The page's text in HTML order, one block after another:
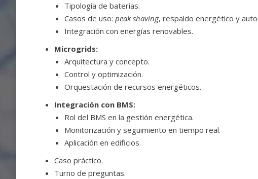
Tipología de baterías.
Casos de uso: peak shaving, respaldo energético y
Integración con energías renovables.
Microgrids:
Arquitectura y concepto.
Control y optimización.
Orquestación de recursos energéticos.
Integración con BMS:
Rol del BMS en la gestión energética.
Monitorización y seguimiento en tiempo real.
Aplicación en edificios.
Caso práctico.
Turno de preguntas.